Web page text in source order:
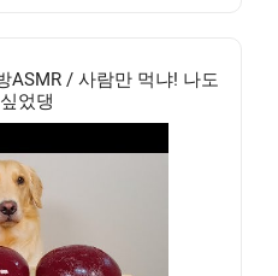
ASMR / 사람만 먹냐! 나도
었댕